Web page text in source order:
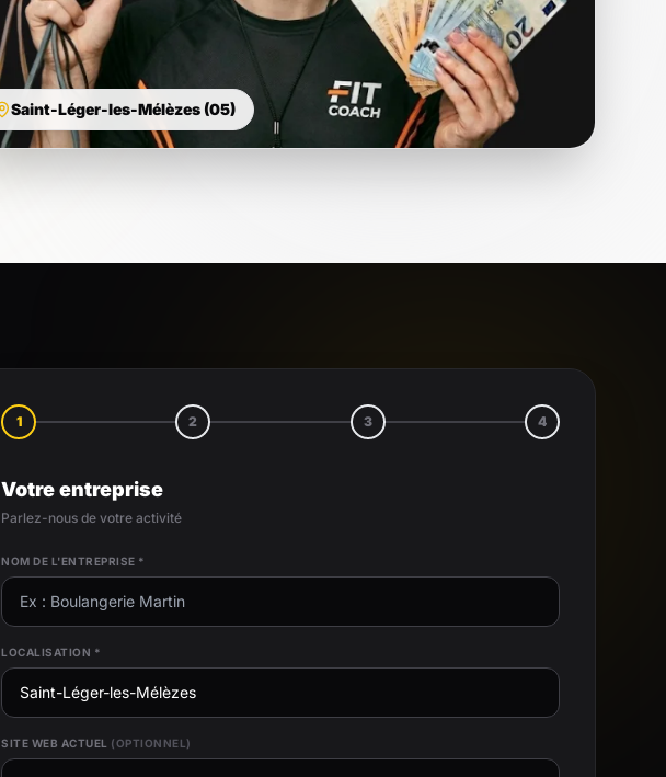
Saint-Léger-les-Mélèzes (05)
1 2 3 4
Votre entreprise
Parlez-nous de votre activité
NOM DE L'ENTREPRISE *
LOCALISATION *
SITE WEB ACTUEL (OPTIONNEL)